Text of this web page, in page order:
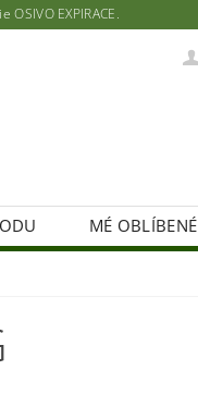
EXPIRACE.
MÉ